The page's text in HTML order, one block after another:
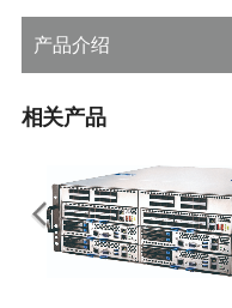
产品介绍
相关产品